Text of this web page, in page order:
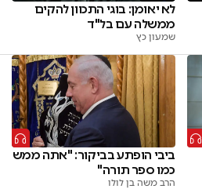
לא יאומן: בוגי התכוון להקים
ממשלה עם בל"ד
שמעון כץ
ביבי הופתע בביקור: "אתה ממש
כמו ספר תורה"
הרב משה בן לולו